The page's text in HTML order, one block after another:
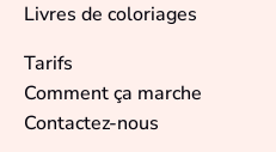
Livres de coloriages
Tarifs
Comment ça marche
Contactez-nous